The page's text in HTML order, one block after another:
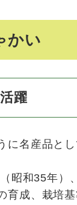
かい
躍
に名産品と
昭和35年）
育成、栽培